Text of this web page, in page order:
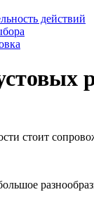
действий
стоит